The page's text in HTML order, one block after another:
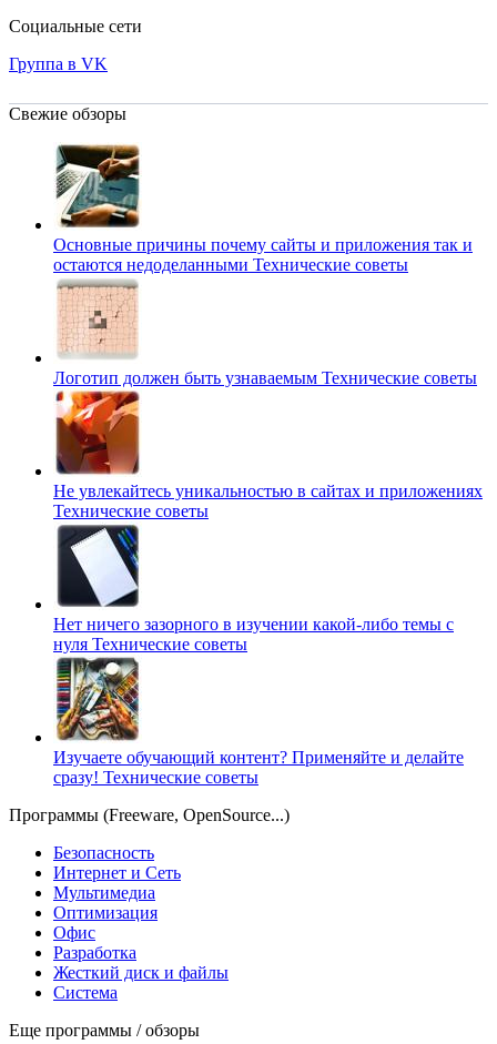
Социальные сети
Группа в VK
Свежие обзоры
Основные причины почему сайты и приложения так и
остаются недоделанными Технические советы
Логотип должен быть узнаваемым Технические советы
Не увлекайтесь уникальностью в сайтах и приложениях
Технические советы
Нет ничего зазорного в изучении какой-либо темы с
нуля Технические советы
Изучаете обучающий контент? Применяйте и делайте
сразу! Технические советы
Программы (Freeware, OpenSource...)
Безопасность
Интернет и Сеть
Мультимедиа
Оптимизация
Офис
Разработка
Жесткий диск и файлы
Система
Еще программы / обзоры